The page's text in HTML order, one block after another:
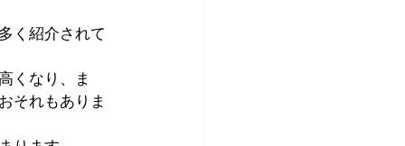
く紹介されて
くなり、ま
それもありま